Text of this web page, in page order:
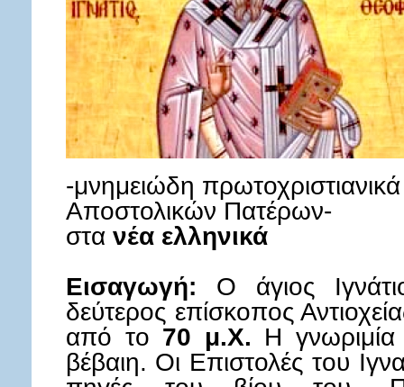
-μνημειώδη πρωτοχριστιανικά
Αποστολικών Πατέρων-
στα νέα ελληνικά
Εισαγωγή: Ο άγιος
δεύτερος επίσκοπος
από το 70 μ.Χ. Η γνωριμία
βέβαιη. Οι Επιστολές του